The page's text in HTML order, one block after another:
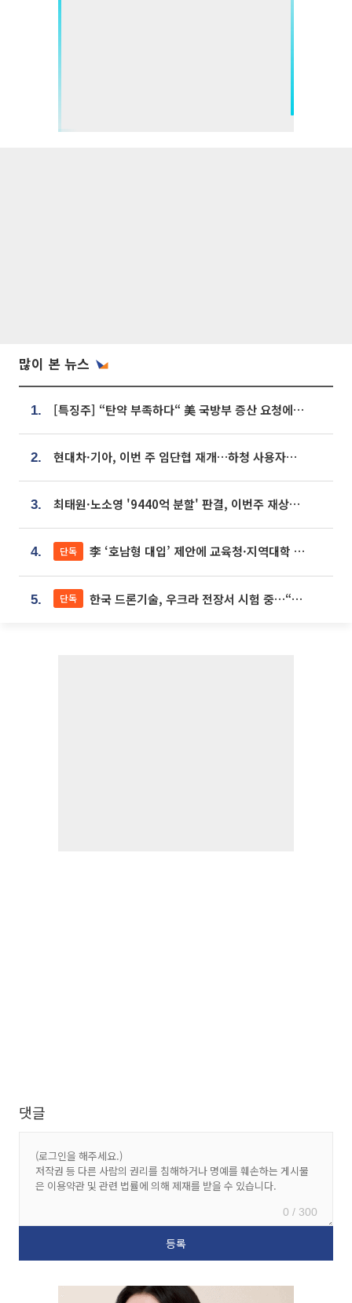
많이 본 뉴스
1. [특징주] “탄약 부족하다“ 美 국방부 증산 요청에⋯국내 방산주 급등세
2. 현대차·기아, 이번 주 임단협 재개…하청 사용자성 재심도 ‘변수’
3. 최태원·노소영 '9440억 분할' 판결, 이번주 재상고 여부 주목
4. 단독 李 ‘호남형 대입’ 제안에 교육청·지역대학 서·논술형 입시 연계 '착수'
5. 단독 한국 드론기술, 우크라 전장서 시험 중…“스타트업 여러 곳 참여”
댓글
0 / 300